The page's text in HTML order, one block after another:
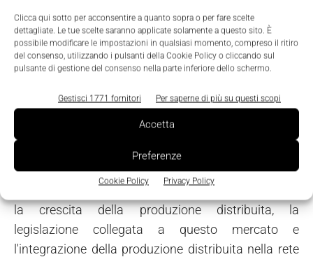
Clicca qui sotto per acconsentire a quanto sopra o per fare scelte
dettagliate. Le tue scelte saranno applicate solamente a questo sito. È
possibile modificare le impostazioni in qualsiasi momento, compreso il ritiro
del consenso, utilizzando i pulsanti della Cookie Policy o cliccando sul
pulsante di gestione del consenso nella parte inferiore dello schermo.
Gestisci 1771 fornitori Per saperne di più su questi scopi
Accetta
Preferenze
Cookie Policy Privacy Policy
Generazione di energia distribuita
Cresce l'attenzione all'implementazione di sistemi di
produzione di energia rinovabile di piccola scala,
prossimi al punto di consumo. Ciò creerà
opportunità per i fornitori o per le tecnologie di
micro-produzione, e richiederà nuove strategie e
nuovi modelli di business da parte delle aziende
produttrici e dei fornitori di energia. Le tendenze
emergenti, specialmente nei mercati sviluppati, sono
la crescita della produzione distribuita, la
legislazione collegata a questo mercato e
l'integrazione della produzione distribuita nella rete